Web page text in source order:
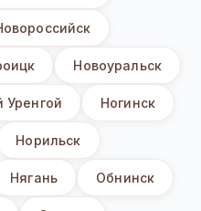
Новоуральск
Уренгой Ногинск
Норильск
Нягань Обнинск